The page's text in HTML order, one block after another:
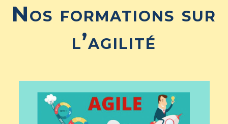
Nos formations sur
l’agilité